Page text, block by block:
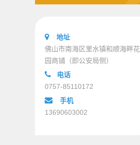
地址
佛山市南海区里水镇和顺海畔花
园商铺（即公安局侧）
电话
0757-85110172
手机
13690603002